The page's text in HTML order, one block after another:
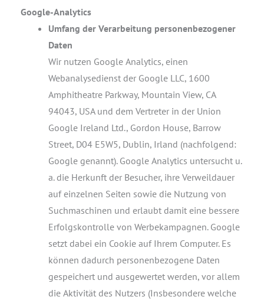
Google-Analytics
Umfang der Verarbeitung personenbezogener
Daten
Wir nutzen Google Analytics, einen
Webanalysedienst der Google LLC, 1600
Amphitheatre Parkway, Mountain View, CA
94043, USA und dem Vertreter in der Union
Google Ireland Ltd., Gordon House, Barrow
Street, D04 E5W5, Dublin, Irland (nachfolgend:
Google genannt). Google Analytics untersucht u.
a. die Herkunft der Besucher, ihre Verweildauer
auf einzelnen Seiten sowie die Nutzung von
Suchmaschinen und erlaubt damit eine bessere
Erfolgskontrolle von Werbekampagnen. Google
setzt dabei ein Cookie auf Ihrem Computer. Es
können dadurch personenbezogene Daten
gespeichert und ausgewertet werden, vor allem
die Aktivität des Nutzers (Insbesondere welche